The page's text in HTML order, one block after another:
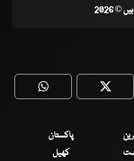
2026
WhatsApp
پاکستان
کھیل